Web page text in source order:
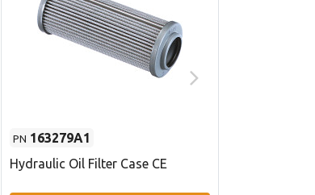
PN 163279A1
Hydraulic Oil Filter Case CE